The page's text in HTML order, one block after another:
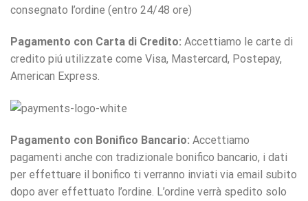
consegnato l’ordine (entro 24/48 ore)
Pagamento con Carta di Credito: Accettiamo le carte di
credito piú utilizzate come Visa, Mastercard, Postepay,
American Express.
Pagamento con Bonifico Bancario: Accettiamo
pagamenti anche con tradizionale bonifico bancario, i dati
per effettuare il bonifico ti verranno inviati via email subito
dopo aver effettuato l’ordine. L’ordine verrà spedito solo